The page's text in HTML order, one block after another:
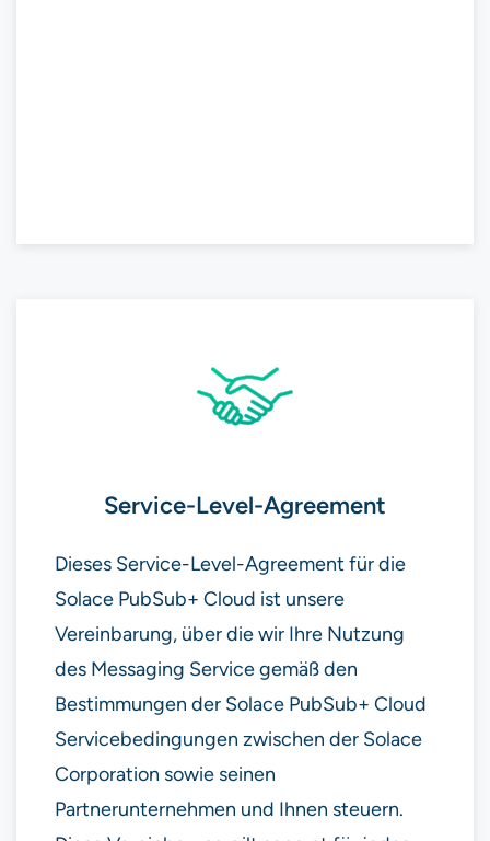
Service-Level-Agreement
Dieses Service-Level-Agreement für die
Solace PubSub+ Cloud ist unsere
Vereinbarung, über die wir Ihre Nutzung
des Messaging Service gemäß den
Bestimmungen der Solace PubSub+ Cloud
Servicebedingungen zwischen der Solace
Corporation sowie seinen
Partnerunternehmen und Ihnen steuern.